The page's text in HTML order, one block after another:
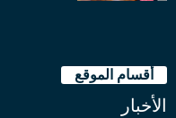
أقسام الموقع
الأخبار